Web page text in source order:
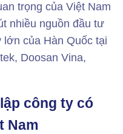
trọng của Việt Nam
nhiều nguồn đầu tư
của Hàn Quốc tại
Doosan Vina,
công ty có
Nam